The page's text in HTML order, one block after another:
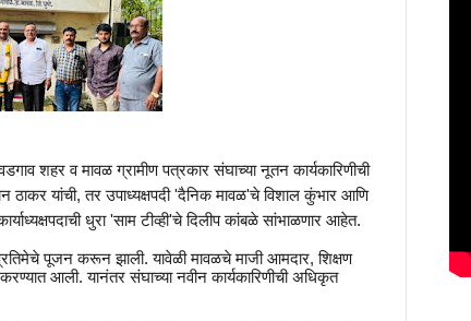
शहर व मावळ ग्रामीण पत्रकार संघाच्या नूतन कार्यकारिणीची
यांची, तर उपाध्यक्षपदी 'दैनिक मावळ'चे विशाल कुंभार आणि
धुरा 'साम टीव्ही'चे दिलीप कांबळे सांभाळणार आहेत.
पूजन करून झाली. यावेळी मावळचे माजी आमदार, शिक्षण
आली. यानंतर संघाच्या नवीन कार्यकारिणीची अधिकृत